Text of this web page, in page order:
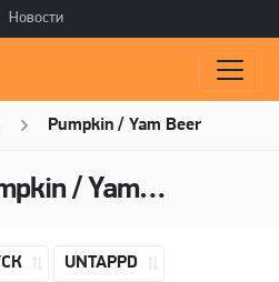
Новости
Pumpkin / Yam Beer
/ Yam Beer
UNTAPPD